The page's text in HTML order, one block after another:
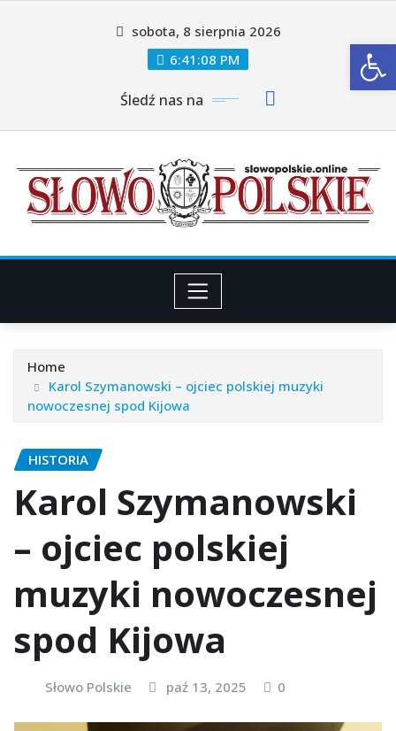
sobota, 8 sierpnia 2026
6:41:10 PM
Śledź nas na
Home
Karol Szymanowski – ojciec polskiej muzyki
nowoczesnej spod Kijowa
HISTORIA
Karol Szymanowski
– ojciec polskiej
muzyki nowoczesnej
spod Kijowa
Słowo Polskie paź 13, 2025 0